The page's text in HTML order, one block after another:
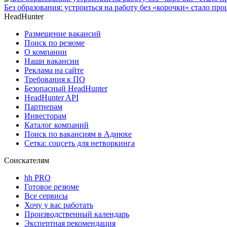
Без образования: устроиться на работу без «корочки» стало
HeadHunter
Размещение вакансий
Поиск по резюме
О компании
Наши вакансии
Реклама на сайте
Требования к ПО
Безопасный HeadHunter
HeadHunter API
Партнерам
Инвесторам
Каталог компаний
Поиск по вакансиям в Адиюхе
Сетка: соцсеть для нетворкинга
Соискателям
hh PRO
Готовое резюме
Все сервисы
Хочу у вас работать
Производственный календарь
Экспертная рекомендация